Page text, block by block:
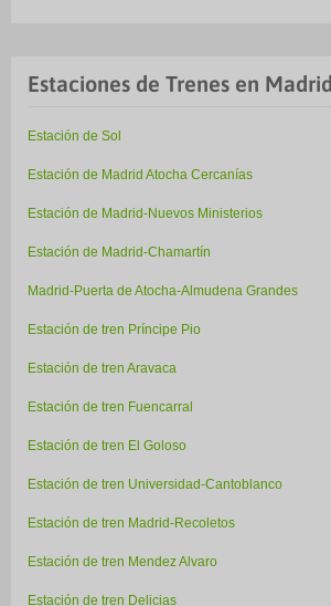
Estaciones de Trenes en Madrid
Estación de Sol
Estación de Madrid Atocha Cercanías
Estación de Madrid-Nuevos Ministerios
Estación de Madrid-Chamartín
Madrid-Puerta de Atocha-Almudena Grandes
Estación de tren Príncipe Pio
Estación de tren Aravaca
Estación de tren Fuencarral
Estación de tren El Goloso
Estación de tren Universidad-Cantoblanco
Estación de tren Madrid-Recoletos
Estación de tren Mendez Alvaro
Estación de tren Delicias